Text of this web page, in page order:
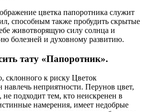
цветка папоротника служит
способным также пробудить скрытые
животворящую силу солнца и
болезней и духовному развитию.
тату «Папоротник».
склонного к риску Цветок
навлечь неприятности. Перунов цвет,
подходит тем, кто неискренен в
намерения, имеет недобрые